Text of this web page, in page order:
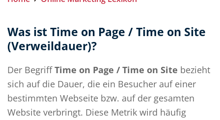
Was ist Time on Page / Time on Site
(Verweildauer)?
Der BegriffTime on Page / Time on Site bezieht
sich auf die Dauer, die ein Besucher auf einer
bestimmten Webseite bzw. auf der gesamten
Website verbringt. Diese Metrik wird häufig